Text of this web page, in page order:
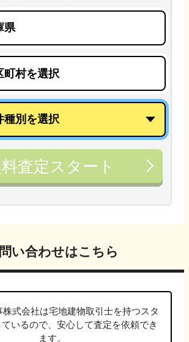
査定スタート
い合わせはこちら
株式会社は宅地建物取引士を持つスタ
いるので、安心して査定を依頼でき
ます。